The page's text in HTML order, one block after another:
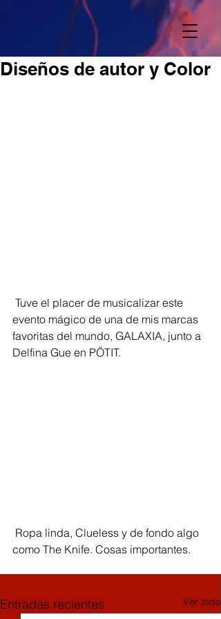
Diseños de autor y Color
evento mágico de una de mis marcas
favoritas del mundo, GALAXIA, junto a
Delfina Gue en PÖTIT.
como The Knife. Cosas importantes.
Entradas recientes Ver todo